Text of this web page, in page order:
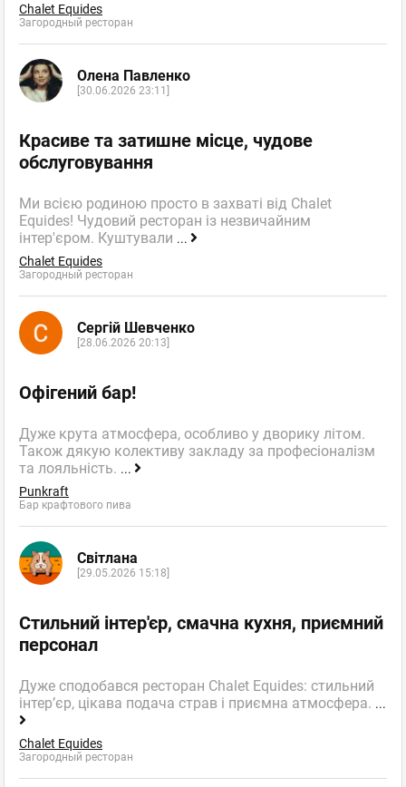
Chalet Equides
Загородный ресторан
Олена Павленко
[30.06.2026 23:11]
Красиве та затишне місце, чудове
обслуговування
Ми всією родиною просто в захваті від Chalet
Equides! Чудовий ресторан із незвичайним
інтер'єром. Куштували ...
Chalet Equides
Загородный ресторан
Сергій Шевченко
[28.06.2026 20:13]
Офігений бар!
Дуже крута атмосфера, особливо у дворику літом.
Також дякую колективу закладу за професіоналізм
та лояльність. ...
Punkraft
Бар крафтового пива
Світлана
[29.05.2026 15:18]
Стильний інтер'єр, смачна кухня, приємний
персонал
Дуже сподобався ресторан Chalet Equides: стильний
інтер’єр, цікава подача страв і приємна атмосфера. ...
Chalet Equides
Загородный ресторан